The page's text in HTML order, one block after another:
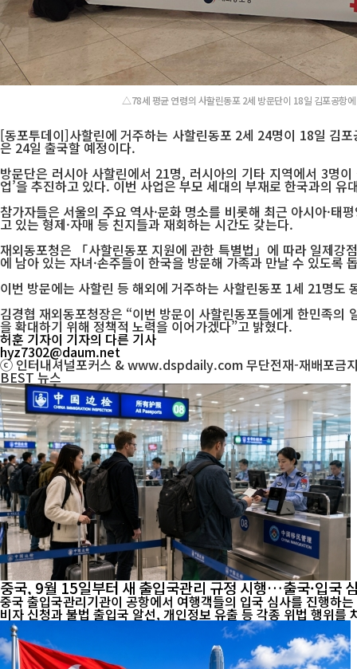
△78세 평균 연령의 사할린동포 2세 방문단이 18일 김포공항
[동포투데이]사할린에 거주하는 사할린동포 2세 24명이 18일 김
은 24일 출국할 예정이다.
방문단은 러시아 사할린에서 21명, 러시아의 기타 지역에서 3명
업’을 추진하고 있다. 이번 사업은 부모 세대의 부재로 한국과의
참가자들은 서울의 주요 역사·문화 명소를 비롯해 최근 아시아·
고 있는 형제·자매 등 친지들과 재회하는 시간도 갖는다.
재외동포청은 「사할린동포 지원에 관한 특별법」에 따라 일제강
에 남아 있는 자녀·손주들이 한국을 방문해 가족과 만날 수 있도
이번 방문에는 사할린 등 해외에 거주하는 사할린동포 1세 21명
김경협 재외동포청장은 “이번 방문이 사할린동포들에게 한민족
을 확대하기 위해 정책적 노력을 이어가겠다”고 밝혔다.
허훈 기자이 기자의 다른 기사
hyz7302@daum.net
ⓒ 인터내셔널포커스 & www.dspdaily.com 무단전재-재배포금
BEST뉴스
중국, 9월 15일부터 새 출입국관리 규정 시행…출국·입국
중국 출입국관리기관이 공항에서 여행객들의 입국 심사를 진행하는 모습. [인터내셔널포커스] 오는 9월 15일부터 중국의 출입국 관리제도가 크게 달라진다. 중국 정부는 국민의 해외 안
비자 신청과 불법 출입국 알선, 개인정보 유출 등 각종 위법 행위를